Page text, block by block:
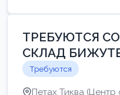
ТРЕБУЮТСЯ
СКЛАД
Требуются
Петах Тиква (Центр